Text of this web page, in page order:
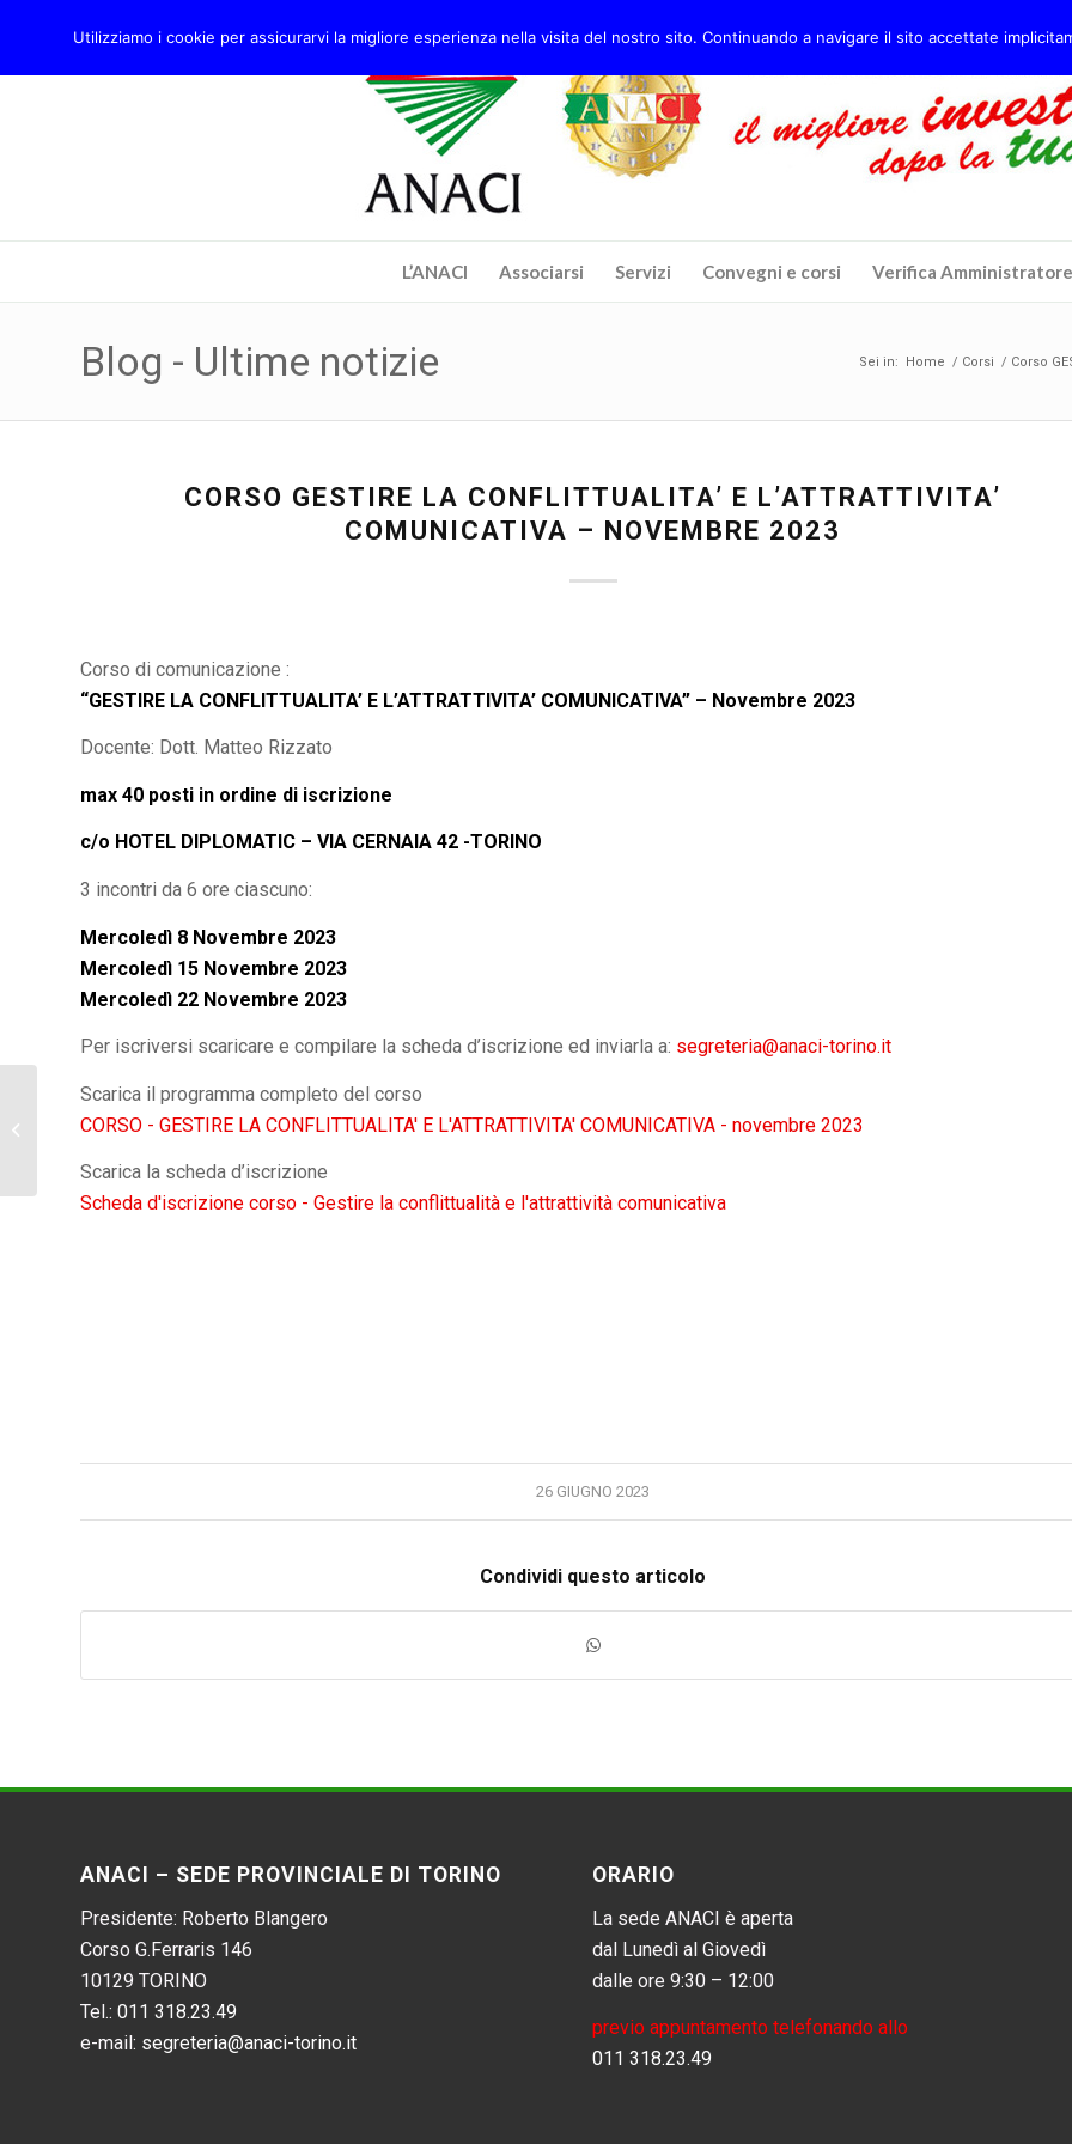
L’ANACI Associarsi Servizi Convegni e corsi Verifica Amministratore
Blog - Ultime notizie Sei in: Home / Corsi / Corso
CORSO GESTIRE LA CONFLITTUALITA’ E L’ATTRATTIVITA’
COMUNICATIVA – NOVEMBRE 2023
Corso di comunicazione :
“GESTIRE LA CONFLITTUALITA’ E L’ATTRATTIVITA’ COMUNICATIVA” – Novembre 2023
Docente: Dott. Matteo Rizzato
max 40 posti in ordine di iscrizione
c/o HOTEL DIPLOMATIC – VIA CERNAIA 42 -TORINO
3 incontri da 6 ore ciascuno:
Mercoledì 8 Novembre 2023
Mercoledì 15 Novembre 2023
Mercoledì 22 Novembre 2023
Per iscriversi scaricare e compilare la scheda d’iscrizione ed inviarla a: segreteria@anaci-torino.it
Scarica il programma completo del corso
CORSO - GESTIRE LA CONFLITTUALITA' E L'ATTRATTIVITA' COMUNICATIVA - novembre 2023
Scarica la scheda d’iscrizione
Scheda d'iscrizione corso - Gestire la conflittualità e l'attrattività comunicativa
26 GIUGNO 2023
Condividi questo articolo
ANACI – SEDE PROVINCIALE DI TORINO
Presidente: Roberto Blangero
Corso G.Ferraris 146
10129 TORINO
Tel.: 011 318.23.49
e-mail: segreteria@anaci-torino.it
ORARIO
La sede ANACI è aperta
dal Lunedì al Giovedì
dalle ore 9:30 – 12:00
previo appuntamento telefonando allo
011 318.23.49
Corso di Aggiornamento
Professionale Amministratori
Utilizziamo i cookie per assicurarvi la migliore esperienza nella visita del nostro sito. Continuando a navigare il sito accettate